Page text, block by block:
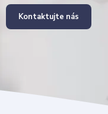
Kontaktujte nás